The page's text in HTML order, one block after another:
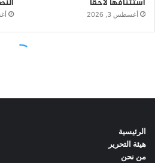
الرئيسية
هيئة التحرير
من نحن